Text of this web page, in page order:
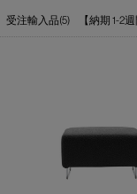
受注輸入品(5) 【納期 1-2